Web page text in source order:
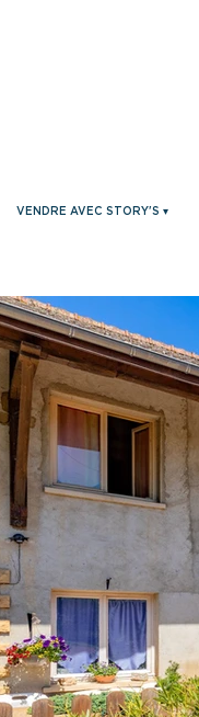
VENDRE AVEC STORY'S ▾